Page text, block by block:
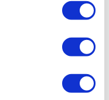
MOBILIARI.
ECONÒMIQUES.